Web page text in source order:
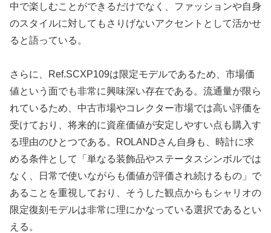
中で楽しむことができるだけでなく、ファッションや自身
のスタイルに対してもさりげないアクセントとして活かせ
ると語っている。
さらに、Ref.SCXP109は限定モデルであるため、市場価
値という面でも非常に興味深い存在である。流通量が限ら
れているため、中古市場やコレクター市場では高い評価を
受けており、将来的に資産価値が安定しやすい点も購入す
る理由のひとつである。ROLANDさん自身も、時計に求
める条件として「単なる装飾品やステータスシンボルでは
なく、日常で使いながらも価値が評価され続けるもの」で
あることを重視しており、そうした観点からもシャリオの
限定復刻モデルは非常に理にかなっている選択であるとい
える。